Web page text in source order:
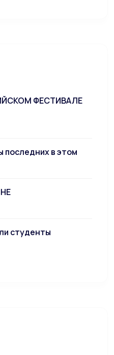
ФЕСТИВАЛЕ
последних в этом
студенты